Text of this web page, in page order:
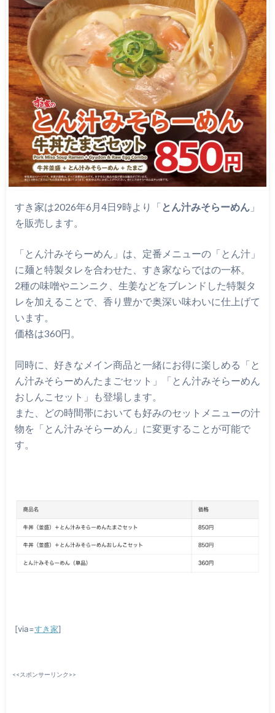
すき家は2026年6月4日9時より「 とん汁みそらーめん 」
を販売します。
「とん汁みそらーめん」は、定番メニューの「とん汁」
に麺と特製タレを合わせた、すき家ならではの一杯。
2種の味噌やニンニク、生姜などをブレンドした特製タ
レを加えることで、香り豊かで奥深い味わいに仕上げて
います。
価格は360円。
同時に、好きなメイン商品と一緒にお得に楽しめる「と
ん汁みそらーめんたまごセット」「とん汁みそらーめん
おしんこセット」も登場します。
また、どの時間帯においても好みのセットメニューの汁
物を「とん汁みそらーめん」に変更することが可能で
す。
[via=すき家]
<<スポンサーリンク>>